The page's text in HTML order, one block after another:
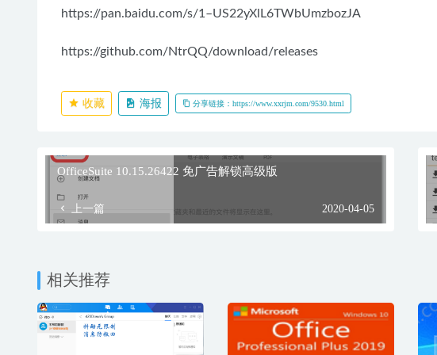
https://pan.baidu.com/s/1–US22yXlL6TWbUmzbozJA
https://github.com/NtrQQ/download/releases
收藏 海报 分享链接：https://www.xxrjm.com/9530.html
OfficeSuite 10.15.26422 免广告解锁高级版
上一篇 2020-04-05
相关推荐